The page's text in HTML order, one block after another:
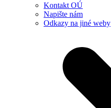
Kontakt OÚ
Napište nám
Odkazy na jiné weby